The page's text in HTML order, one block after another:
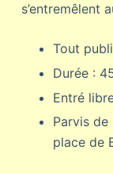
s’entremêlent
Tout
Durée :
Entré
Parvis de
place de